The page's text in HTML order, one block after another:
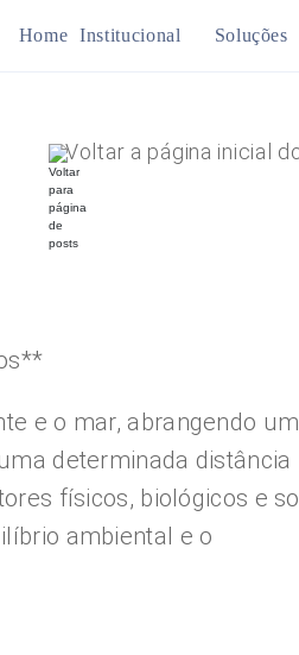
Home Institucional Soluções
Voltar a página inicial
e o mar, abrangendo
determinada distância
físicos, biológicos e
ambiental e o